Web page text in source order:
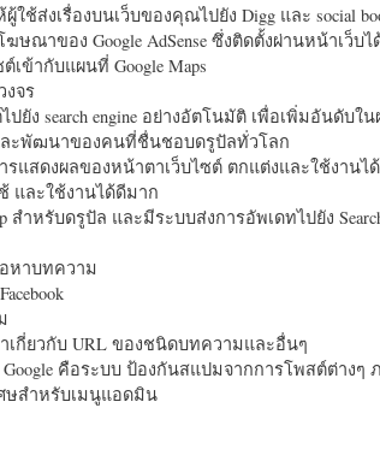
ช้ส่งเรื่องบนเว็บของคุณไปยัง Digg และ social
ษณาของ Google AdSense ซึ่งติดตั้งผ่านหน้าเว็บไ
ข้ากับแผนที่ Google Maps
จร
ยัง search engine อย่างอัตโนมัติ เพื่อเพิ่มอันดับใ
ะพัฒนาของคนที่ชื่นชอบดรูปัลทั่วโลก
แสดงผลของหน้าตาเว็บไซต์ ตกแต่งและใช้งานไ
และใช้งานได้ดีมาก
สำหรับดรูปัล และมีระบบส่งการอัพเดทไปยัง
หาบทความ
กี่ยวกับ URL ของชนิดบทความและอื่นๆ
คือระบบ ป้องกันสแปมจากการโพสต์ต่างๆ
ษสำหรับเมนูแอดมิน